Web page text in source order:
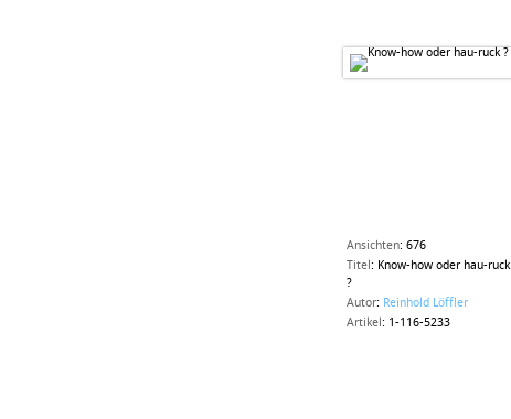
Ansichten: 676
Titel : Know-how oder hau-ruck
?
Autor: Reinhold Löffler
Artikel : 1-116-5233